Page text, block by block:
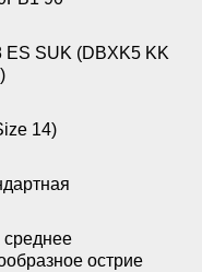
ES SUK (DBXK5 KK
14)
среднее
острие